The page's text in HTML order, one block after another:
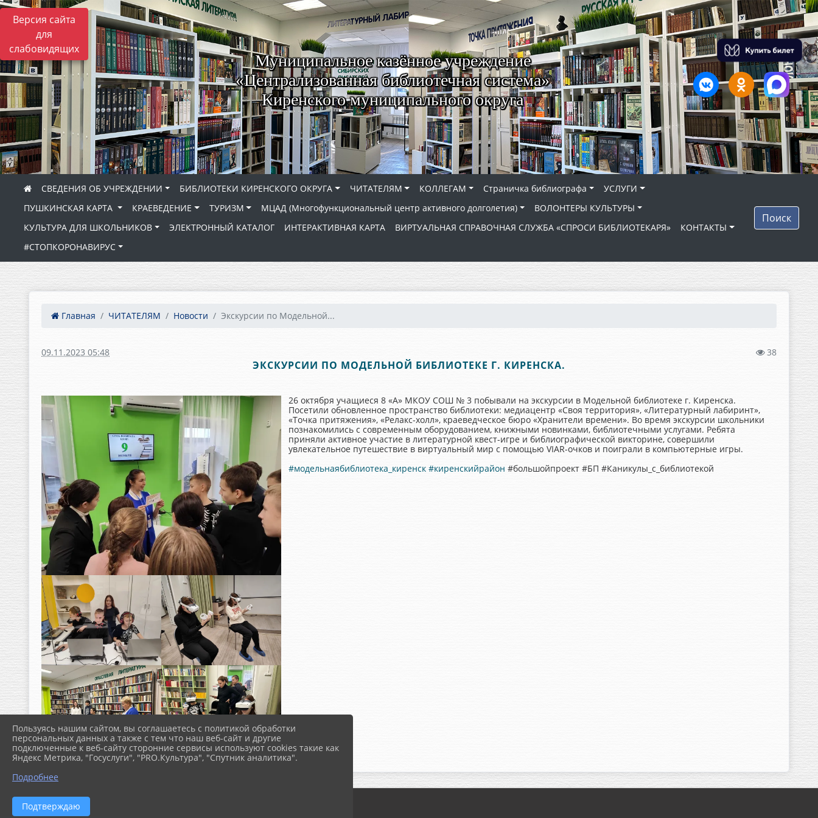
Версия сайта
для
слабовидящих
Муниципальное казённое учреждение
«Централизованная библиотечная система»
Киренского муниципального округа
СВЕДЕНИЯ ОБ УЧРЕЖДЕНИИ БИБЛИОТЕКИ КИРЕНСКОГО ОКРУГА ЧИТАТЕЛЯМ КОЛЛЕГАМ Страничка библиографа
УСЛУГИ
ПУШКИНСКАЯ КАРТА
КРАЕВЕДЕНИЕ ТУРИЗМ МЦАД (Многофункциональный центр активного долголетия)
ВОЛОНТЕРЫ КУЛЬТУРЫ
КУЛЬТУРА ДЛЯ ШКОЛЬНИКОВ
ЭЛЕКТРОННЫЙ КАТАЛОГ ИНТЕРАКТИВНАЯ КАРТА ВИРТУАЛЬНАЯ СПРАВОЧНАЯ СЛУЖБА «СПРОСИ БИБЛИОТЕКАРЯ»
КОНТАКТЫ
#СТОПКОРОНАВИРУС
Поиск
Главная ЧИТАТЕЛЯМ Новости Экскурсии по Модельной...
09.11.2023 05:48 38
ЭКСКУРСИИ ПО МОДЕЛЬНОЙ БИБЛИОТЕКЕ Г. КИРЕНСКА.
26 октября учащиеся 8 «А» МКОУ СОШ № 3 побывали на экскурсии в Модельной библиотеке г. Киренска.
Посетили обновленное пространство библиотеки: медиацентр «Своя территория», «Литературный лабиринт»,
«Точка притяжения», «Релакс-холл», краеведческое бюро «Хранители времени». Во время экскурсии школьники
познакомились с современным оборудованием, книжными новинками, библиотечными услугами. Ребята
приняли активное участие в литературной квест-игре и библиографической викторине, совершили
увлекательное путешествие в виртуальный мир с помощью VIAR-очков и поиграли в компьютерные игры.
#модельнаябиблиотека_киренск #киренскийрайон #большойпроект #БП #Каникулы_с_библиотекой
Пользуясь нашим сайтом, вы соглашаетесь с политикой обработки
персональных данных а также с тем что наш веб-сайт и другие
подключенные к веб-сайту сторонние сервисы используют cookies такие как
Яндекс Метрика, "Госуслуги", "PRO.Культура", "Спутник аналитика".
Подробнее
Подтверждаю